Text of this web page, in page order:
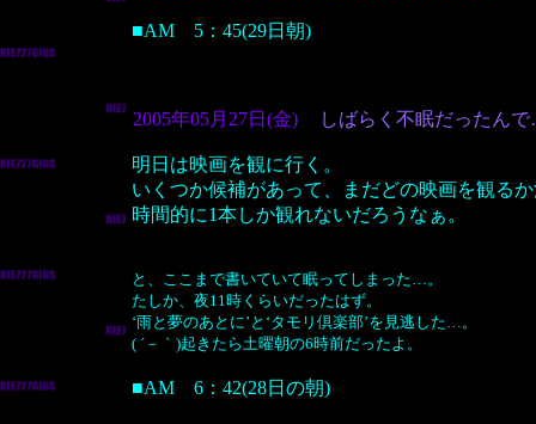
■AM 5：45(29日朝)
2005年05月27日(金) しばらく不眠だったん
明日は映画を観に行く。
いくつか候補があって、まだどの映画を観る
時間的に1本しか観れないだろうなぁ。
と、ここまで書いていて眠ってしまった…。
たしか、夜11時くらいだったはず。
‘雨と夢のあとに’と‘タモリ倶楽部’を見逃した…。
( ´－｀)起きたら土曜朝の6時前だったよ。
■AM 6：42(28日の朝)